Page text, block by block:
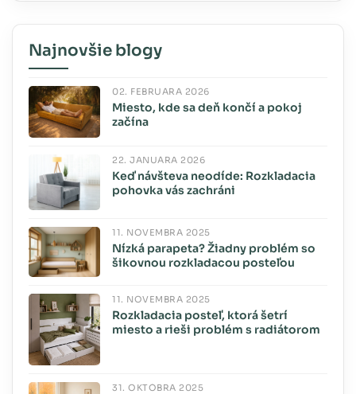
Najnovšie blogy
02. FEBRUÁRA 2026
Miesto, kde sa deň končí a pokoj
začína
22. JANUÁRA 2026
Keď návšteva neodíde: Rozkladacia
pohovka vás zachráni
11. NOVEMBRA 2025
Nízká parapeta? Žiadny problém so
šikovnou rozkladacou posteľou
11. NOVEMBRA 2025
Rozkladacia posteľ, ktorá šetrí
miesto a rieši problém s radiátorom
31. OKTÓBRA 2025